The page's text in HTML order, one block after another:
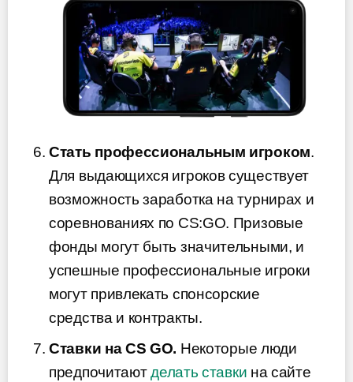
Стать профессиональным игроком.
Для выдающихся игроков существует
возможность заработка на турнирах и
соревнованиях по CS:GO. Призовые
фонды могут быть значительными, и
успешные профессиональные игроки
могут привлекать спонсорские
средства и контракты.
Ставки на CS GO. Некоторые люди
предпочитаютделать ставки на сайте